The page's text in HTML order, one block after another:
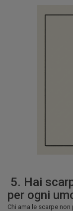
5. Hai
per ogni
Chi ama le scarpe